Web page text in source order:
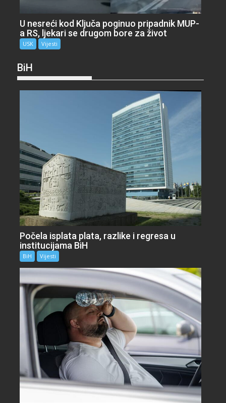
U nesreći kod Ključa poginuo pripadnik MUP-
a RS, ljekari se drugom bore za život
USK Vijesti
BiH
Počela isplata plata, razlike i regresa u
institucijama BiH
BiH Vijesti